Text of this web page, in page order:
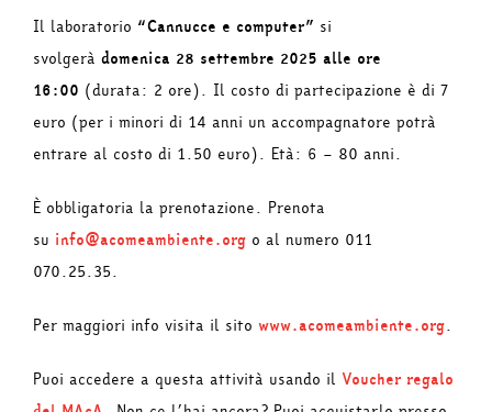
Il laboratorio “Cannucce e computer” si
svolgerà domenica 28 settembre 2025 alle ore
16:00 (durata: 2 ore). Il costo di partecipazione è di 7
euro (per i minori di 14 anni un accompagnatore potrà
entrare al costo di 1.50 euro). Età: 6 – 80 anni.
È obbligatoria la prenotazione. Prenota
su info@acomeambiente.org o al numero 011
070.25.35.
Per maggiori info visita il sito www.acomeambiente.org.
Puoi accedere a questa attività usando il Voucher regalo